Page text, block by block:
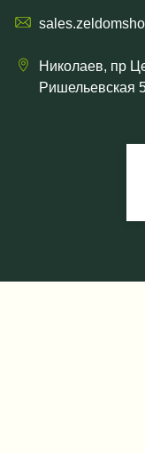
Николаев, пр
Ришельевская